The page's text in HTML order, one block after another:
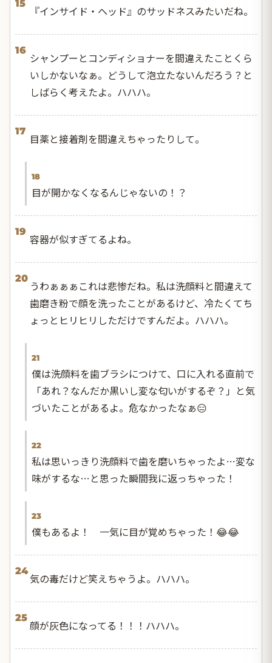
15
『インサイド・ヘッド』のサッドネスみたいだね。
16
シャンプーとコンディショナーを間違えたことくら
いしかないなぁ。どうして泡立たないんだろう？と
しばらく考えたよ。ハハハ。
17
目薬と接着剤を間違えちゃったりして。
18
目が開かなくなるんじゃないの！？
19
容器が似すぎてるよね。
20
うわぁぁぁこれは悲惨だね。私は洗顔料と間違えて
歯磨き粉で顔を洗ったことがあるけど、冷たくてち
ょっとヒリヒリしただけですんだよ。ハハハ。
21
僕は洗顔料を歯ブラシにつけて、口に入れる直前で
「あれ？なんだか黒いし変な匂いがするぞ？」と気
づいたことがあるよ。危なかったなぁ😑
22
私は思いっきり洗顔料で歯を磨いちゃったよ…変な
味がするな…と思った瞬間我に返っちゃった！
23
僕もあるよ！ 一気に目が覚めちゃった！😂😂
24
気の毒だけど笑えちゃうよ。ハハハ。
25
顔が灰色になってる！！！ハハハ。